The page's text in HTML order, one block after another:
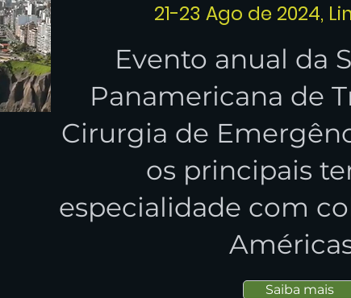
21-23 Ago de 2024,
Evento anual da
Panamericana de
Cirurgia de
os principais
especialidade com
Saiba mais